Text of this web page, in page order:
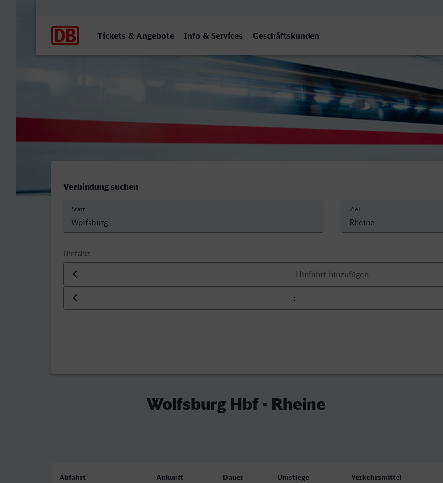
Tickets & Angebote Info & Services Geschäftskunden
Verbindung suchen
Start Ziel
Hinfahrt
Datum der Hinfahrt
Uhrzeit der Hinfahrt
Wolfsburg Hbf - Rheine
Abfahrt Ankunft Dauer Umstiege Verkehrsmittel